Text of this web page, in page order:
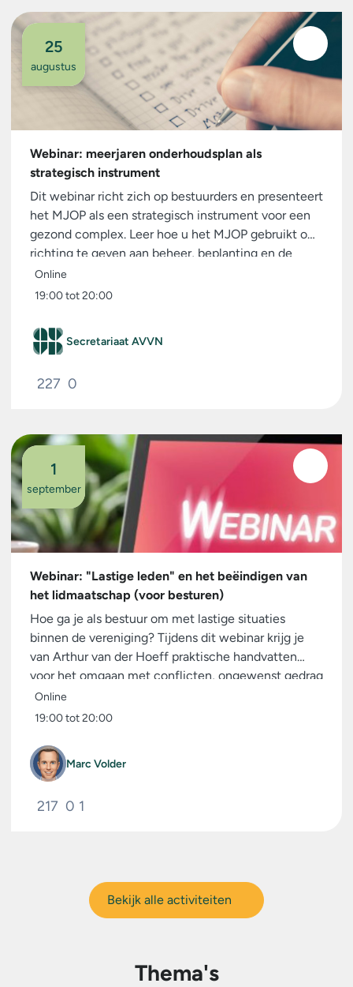
25
augustus
Webinar: meerjaren onderhoudsplan als
strategisch instrument
Dit webinar richt zich op bestuurders en presenteert
het MJOP als een strategisch instrument voor een
gezond complex. Leer hoe u het MJOP gebruikt om
richting te geven aan beheer, beplanting en de
samenwerking met de gemeente.
Online
19:00 tot 20:00
Secretariaat AVVN
227 0
1
september
Webinar: "Lastige leden" en het beëindigen van
het lidmaatschap (voor besturen)
Hoe ga je als bestuur om met lastige situaties
binnen de vereniging? Tijdens dit webinar krijg je
van Arthur van der Hoeff praktische handvatten
voor het omgaan met conflicten, ongewenst gedrag
en complexe ledenkwesties. Ook wordt ingegaan
op de...
Online
19:00 tot 20:00
Marc Volder
217 0 1
Bekijk alle activiteiten
Thema's